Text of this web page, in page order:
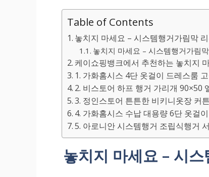
Table of Contents
놓치지 마세요 – 시스템행거가림막
놓치지 마세요 – 시스템행거가림
케이쇼핑뱅크에서 추천하는 놓치지
1. 가화홈시스 4단 옷걸이 드레스룸
2. 비스토어 하프 행거 가리개 90×50
3. 정인스토어 튼튼한 비키니옷장 커
4. 가화홈시스 수납 대용량 6단 옷걸
5. 아로니안 시스템행거 조립식행거
놓치지 마세요 – 시